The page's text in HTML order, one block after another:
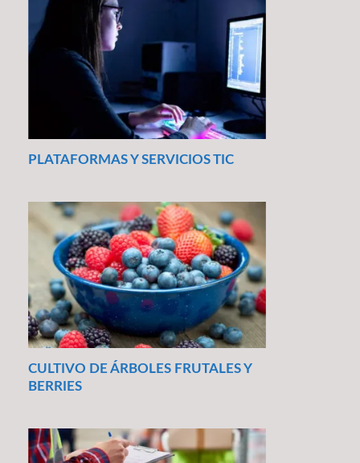
PLATAFORMAS Y SERVICIOS TIC
CULTIVO DE ÁRBOLES FRUTALES Y
BERRIES